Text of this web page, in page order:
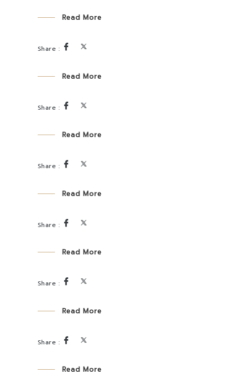
Read More
Read More
Read More
Read More
Read More
Read More
Read More